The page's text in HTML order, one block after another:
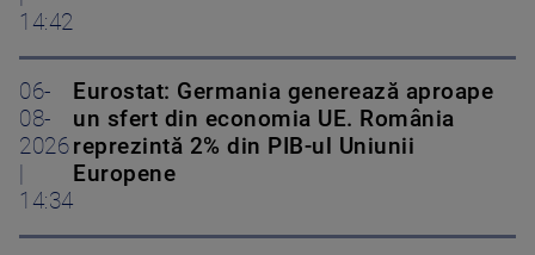
14:42
06-
08-
2026
14:34
Eurostat: Germania generează aproape
un sfert din economia UE. România
reprezintă 2% din PIB-ul Uniunii
Europene